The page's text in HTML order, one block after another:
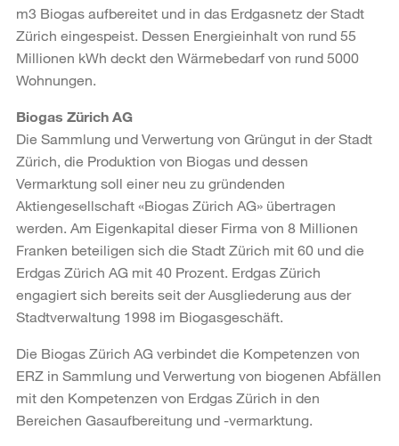
m3 Biogas aufbereitet und in das Erdgasnetz der Stadt
Zürich eingespeist. Dessen Energieinhalt von rund 55
Millionen kWh deckt den Wärmebedarf von rund 5000
Wohnungen.
Biogas Zürich AG
Die Sammlung und Verwertung von Grüngut in der Stadt
Zürich, die Produktion von Biogas und dessen
Vermarktung soll einer neu zu gründenden
Aktiengesellschaft «Biogas Zürich AG» übertragen
werden. Am Eigenkapital dieser Firma von 8 Millionen
Franken beteiligen sich die Stadt Zürich mit 60 und die
Erdgas Zürich AG mit 40 Prozent. Erdgas Zürich
engagiert sich bereits seit der Ausgliederung aus der
Stadtverwaltung 1998 im Biogasgeschäft.
Die Biogas Zürich AG verbindet die Kompetenzen von
ERZ in Sammlung und Verwertung von biogenen Abfällen
mit den Kompetenzen von Erdgas Zürich in den
Bereichen Gasaufbereitung und -vermarktung.